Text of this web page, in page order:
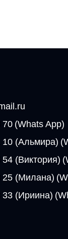
70 (Whats App)
10 (Альмира)
(Виктория)
25 (Милана)
33 (Ириина)